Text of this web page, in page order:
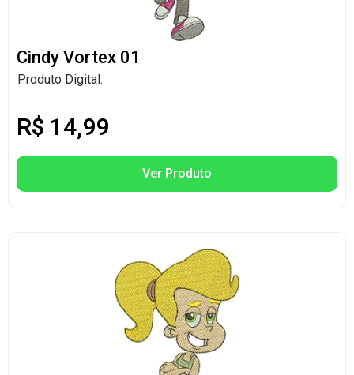
Cindy Vortex 01
Produto Digital.
R$ 14,99
Ver Produto